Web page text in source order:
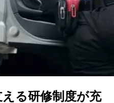
る研修制度が充